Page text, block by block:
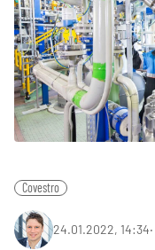
Covestro
24.01.2022, 14:34‧